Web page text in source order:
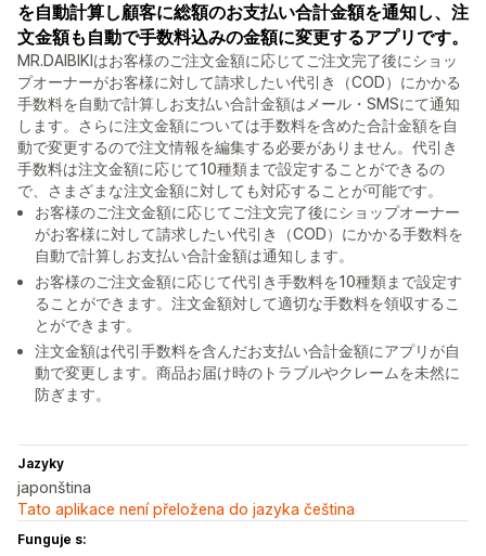
を自動計算し顧客に総額のお支払い合計金額を通知し、注
文金額も自動で手数料込みの金額に変更するアプリです。
MR.DAIBIKIはお客様のご注文金額に応じてご注文完了後にショッ
プオーナーがお客様に対して請求したい代引き（COD）にかかる
手数料を自動で計算しお支払い合計金額はメール・SMSにて通知
します。さらに注文金額については手数料を含めた合計金額を自
動で変更するので注文情報を編集する必要がありません。代引き
手数料は注文金額に応じて10種類まで設定することができるの
で、さまざまな注文金額に対しても対応することが可能です。
お客様のご注文金額に応じてご注文完了後にショップオーナー
がお客様に対して請求したい代引き（COD）にかかる手数料を
自動で計算しお支払い合計金額は通知します。
お客様のご注文金額に応じて代引き手数料を10種類まで設定す
ることができます。注文金額対して適切な手数料を領収するこ
とができます。
注文金額は代引手数料を含んだお支払い合計金額にアプリが自
動で変更します。商品お届け時のトラブルやクレームを未然に
防ぎます。
Jazyky
japonština
Tato aplikace není přeložena do jazyka čeština
Funguje s: